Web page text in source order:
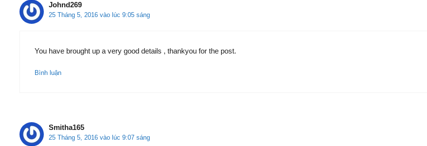
Johnd269
25 Tháng 5, 2016 vào lúc 9:05 sáng
You have brought up a very good details , thankyou for the post.
Bình luận
Smitha165
25 Tháng 5, 2016 vào lúc 9:07 sáng